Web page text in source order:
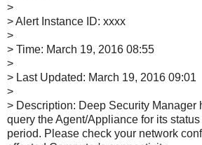
>
> Alert Instance ID: xxxx
>
> Time: March 19, 2016 08:55
>
> Last Updated: March 19, 2016 09:01
>
> Description: Deep Security Manager
query the Agent/Appliance for its
period. Please check your network